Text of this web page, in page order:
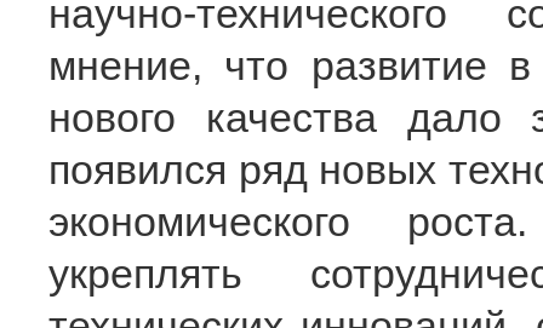
научно-технического
мнение, что развитие
нового качества дало
появился ряд новых
экономического
укреплять